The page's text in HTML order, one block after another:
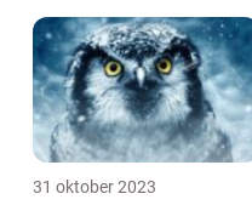
31 oktober 2023